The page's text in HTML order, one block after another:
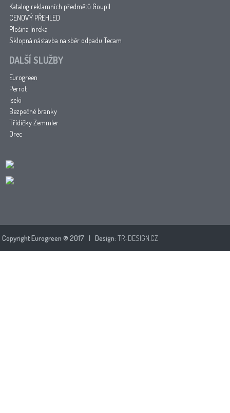
Katalog reklamních předmětů Goupil
CENOVÝ PŘEHLED
Plošina Inreka
Sklopná nástavba na sběr odpadu Tecam
DALŠÍ SLUŽBY
Eurogreen
Perrot
Iseki
Bezpečné branky
Třídičky Zemmler
Orec
Copyright Eurogreen ® 2017 | Design:TR-DESIGN.CZ